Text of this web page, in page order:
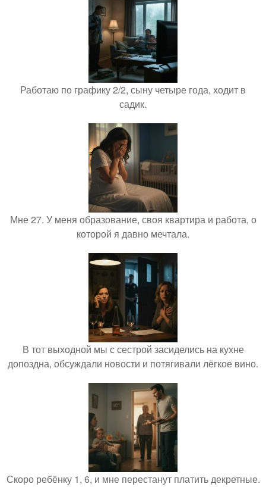
Работаю по графику 2/2, сыну четыре года, ходит в
садик.
Мне 27. У меня образование, своя квартира и работа, о
которой я давно мечтала.
В тот выходной мы с сестрой засиделись на кухне
допоздна, обсуждали новости и потягивали лёгкое вино.
Скоро ребёнку 1, 6, и мне перестанут платить декретные.